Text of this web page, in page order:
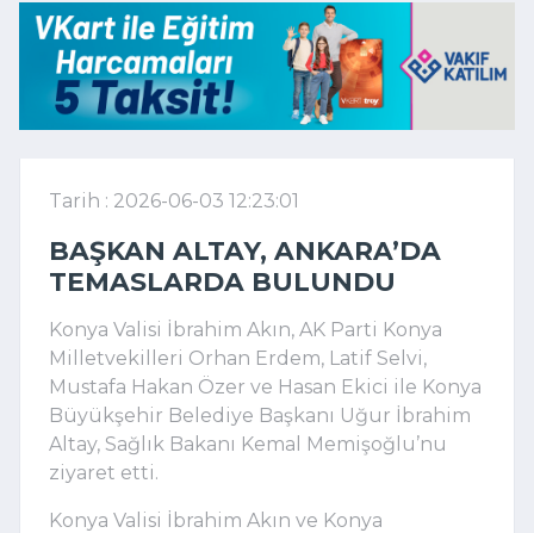
Tarih : 2026-06-03 12:23:01
BAŞKAN ALTAY, ANKARA’DA
TEMASLARDA BULUNDU
Konya Valisi İbrahim Akın, AK Parti Konya
Milletvekilleri Orhan Erdem, Latif Selvi,
Mustafa Hakan Özer ve Hasan Ekici ile Konya
Büyükşehir Belediye Başkanı Uğur İbrahim
Altay, Sağlık Bakanı Kemal Memişoğlu’nu
ziyaret etti.
Konya Valisi İbrahim Akın ve Konya